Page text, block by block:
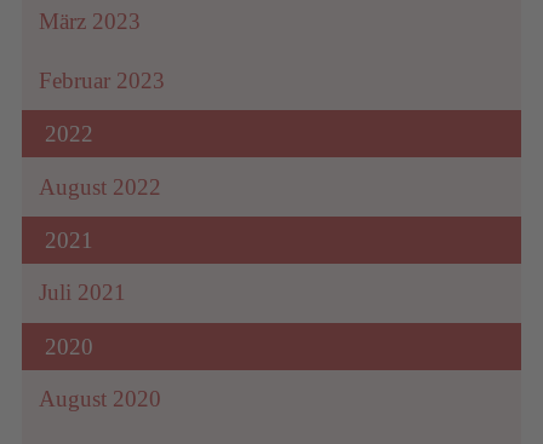
März 2023
Februar 2023
2022
August 2022
2021
Juli 2021
2020
August 2020